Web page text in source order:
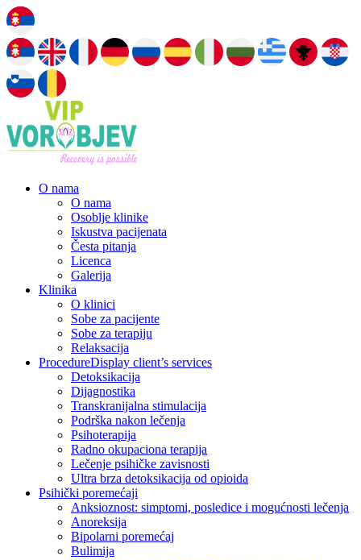
O nama
O nama
Osoblje klinike
Iskustva pacijenata
Česta pitanja
Licenca
Galerija
Klinika
O klinici
Sobe za pacijente
Sobe za terapiju
Relaksacija
ProcedureDisplay client’s services
Detoksikacija
Dijagnostika
Transkranijalna stimulacija
Podrška nakon lečenja
Psihoterapija
Radno okupaciona terapija
Lečenje psihičke zavisnosti
Ultra brza detoksikacija od opioida
Psihički poremećaji
Anksioznost: simptomi, posledice i mogućnosti lečenja
Anoreksija
Bipolarni poremećaj
Bulimija